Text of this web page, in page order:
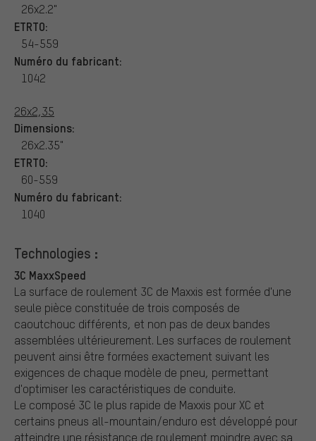
26x2.2"
ETRTO:
54-559
Numéro du fabricant:
1042
26x2,35
Dimensions:
26x2.35"
ETRTO:
60-559
Numéro du fabricant:
1040
Technologies :
3C MaxxSpeed
La surface de roulement 3C de Maxxis est formée d'une
seule pièce constituée de trois composés de
caoutchouc différents, et non pas de deux bandes
assemblées ultérieurement. Les surfaces de roulement
peuvent ainsi être formées exactement suivant les
exigences de chaque modèle de pneu, permettant
d'optimiser les caractéristiques de conduite.
Le composé 3C le plus rapide de Maxxis pour XC et
certains pneus all-mountain/enduro est développé pour
atteindre une résistance de roulement moindre avec sa